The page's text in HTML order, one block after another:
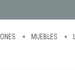
MUEBLES